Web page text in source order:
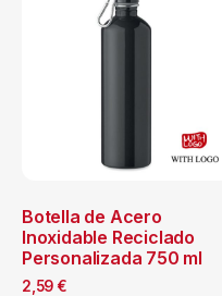
Botella de Acero
Inoxidable Reciclado
Personalizada 750 ml
2,59 €